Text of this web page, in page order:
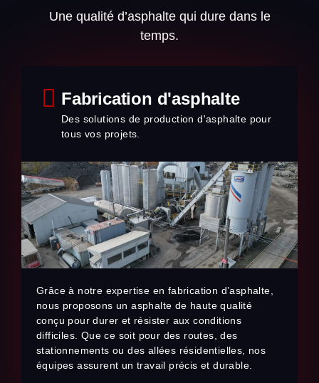
Une qualité d’asphalte qui dure dans le
temps.
Fabrication d'asphalte
Des solutions de production d'asphalte pour
tous vos projets.
Grâce à notre expertise en fabrication d’asphalte,
nous proposons un asphalte de haute qualité
conçu pour durer et résister aux conditions
difficiles. Que ce soit pour des routes, des
stationnements ou des allées résidentielles, nos
équipes assurent un travail précis et durable.